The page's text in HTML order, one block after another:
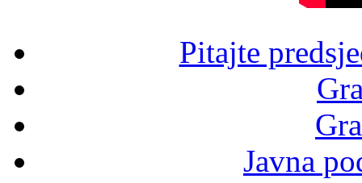
Pitajte
Javna